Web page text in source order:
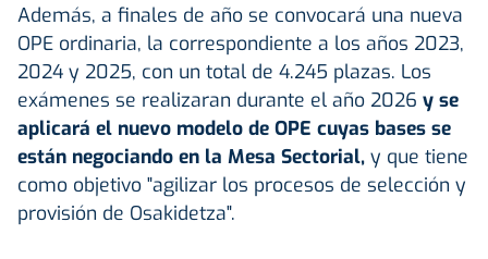
Además, a finales de año se convocará una nueva
OPE ordinaria, la correspondiente a los años 2023,
2024 y 2025, con un total de 4.245 plazas. Los
exámenes se realizaran durante el año 2026 y se
aplicará el nuevo modelo de OPE cuyas bases se
están negociando en la Mesa Sectorial, y que tiene
como objetivo "agilizar los procesos de selección y
provisión de Osakidetza".